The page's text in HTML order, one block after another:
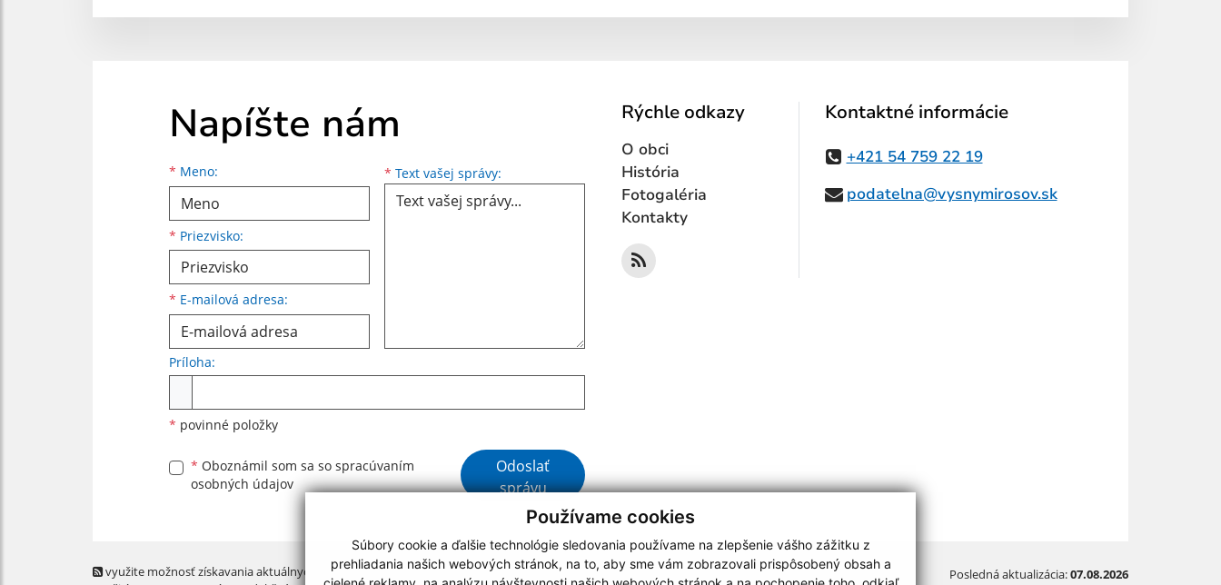
Používame cookies
Súbory cookie a ďalšie technológie sledovania používame na zlepšenie vášho zážitku z
prehliadania našich webových stránok, na to, aby sme vám zobrazovali prispôsobený obsah a
Napíšte nám
* Meno:
Meno
* Priezvisko:
Priezvisko
* E-mailová adresa:
E-mailová adresa * Text vašej správy: Text vašej správy...
Príloha:
* povinné položky
* Oboznámil som sa so spracúvaním
osobných údajov
Google reCaptcha Response
Odoslať
správu
Rýchle odkazy
O obci
História
Fotogaléria
Kontakty
Kontaktné informácie
+421 54 759 22 19
podatelna@vysnymirosov.sk
využite možnosť získavania aktuálnych informácií s
Posledná aktualizácia:07.08.2026